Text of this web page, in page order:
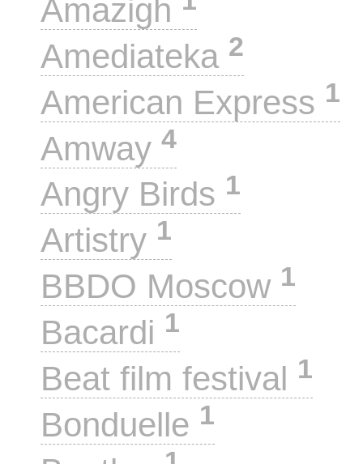
Amazigh
Amediateka 2
American Express 1
Amway 4
Angry Birds 1
Artistry 1
BBDO Moscow 1
Bacardi 1
Beat film festival 1
Bonduelle 1